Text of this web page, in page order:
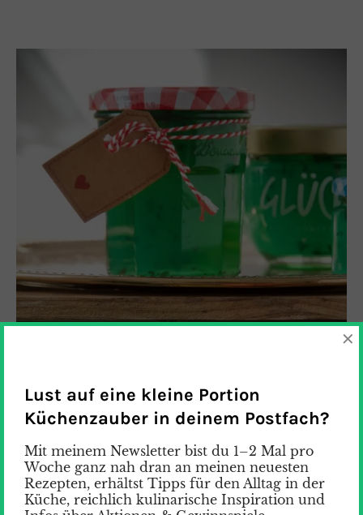
Lust auf eine kleine Portion
Küchenzauber in deinem Postfach?
Mit meinem Newsletter bist du 1–2 Mal pro
Woche ganz nah dran an meinen neuesten
Rezepten, erhältst Tipps für den Alltag in der
Küche, reichlich kulinarische Inspiration und
×